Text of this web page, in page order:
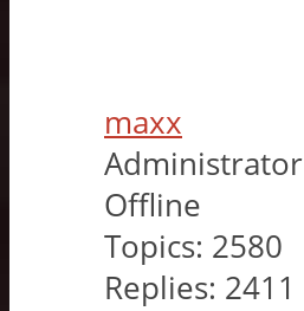
maxx
Administrator
Offline
Topics: 2580
Replies: 2411